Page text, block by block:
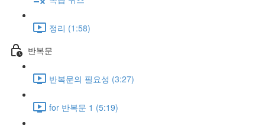
정리 (1:58)
반복문
반복문의 필요성 (3:27)
for 반복문 1 (5:19)